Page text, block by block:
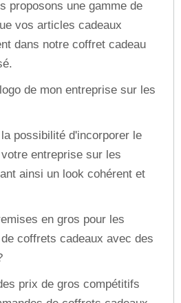
proposons une gamme de
vos articles cadeaux
dans notre coffret cadeau
de mon entreprise sur les
possibilité d'incorporer le
entreprise sur les
ainsi un look cohérent et
en gros pour les
coffrets cadeaux avec des
prix de gros compétitifs